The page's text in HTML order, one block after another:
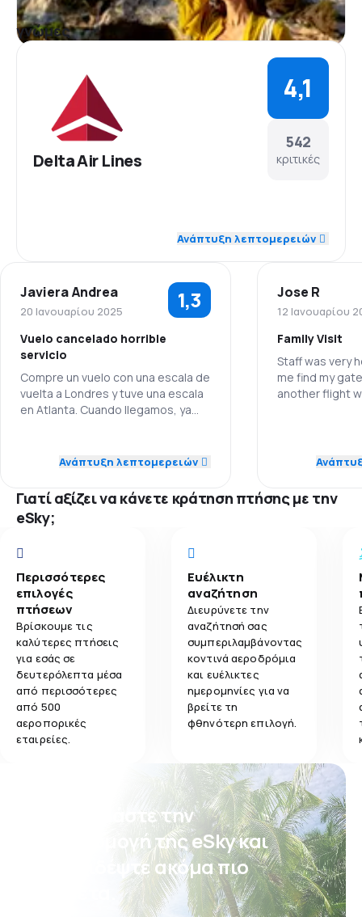
γνώμες
Delta Air Lines
542
κριτικές
4,1
Δίκτυο πτήσεων 4,3
Τιμή εισιτηρίου 3,9
Άνεση ταξιδιού 4,0
Γεύματα 3,5
Ανάπτυξη λεπτομερειών
Javiera Andrea
20 Ιανουαρίου 2025 1,3
Vuelo cancelado horrible
servicio
Compre un vuelo con una escala de
vuelta a Londres y tuve una escala
en Atlanta. Cuando llegamos, ya
cancelado. Fue espantoso. Yo
ademas el servicio fue horrible. Una
fila virtual, lentisima, y un hotel
malo, asi como unos vouchers de
que no cubrian el costo de las
comidas en USA ya que todo es
caro. Mas encima, recien 24 horas
despues nos lograron poner en un
avion a Londres. Perdi dos dias de
trabajo, totalmente atrasada. Fue
espantoso. Y no puedes pedir
compensacion directa.
Δίκτυο πτήσεων
1,0
Άνεση ταξιδιού 1,0
Μεταφορά αποσκευών 1,0
Γεύματα 1,0
Ανάπτυξη λεπτομερειών
Jose R
12 Ιανουαρίου
Family Visit
Staff was very
me find my
another flight
Ακρίβεια
Δίκτυο
Τιμή
Άνεση
Μεταφορά
Γεύματα
Γιατί αξίζει να κάνετε κράτηση πτήσης με την
eSky;
Περισσότερες
επιλογές
πτήσεων
Βρίσκουμε τις
καλύτερες πτήσεις
για εσάς σε
δευτερόλεπτα μέσα
από περισσότερες
από 500
αεροπορικές
εταιρείες.
Ευέλικτη
αναζήτηση
Διευρύνετε την
αναζήτησή σας
συμπεριλαμβάνοντας
κοντινά αεροδρόμια
και ευέλικτες
ημερομηνίες για να
βρείτε τη
φθηνότερη επιλογή.
Κατεβάστε την
εφαρμογή της eSky και
ταξιδέψτε ακόμα πιο